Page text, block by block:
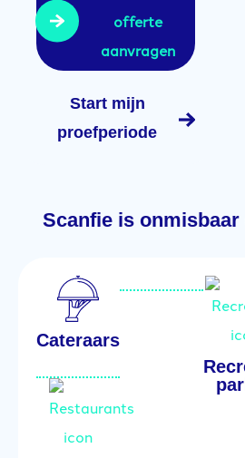
offerte
aanvragen
Start mijn
proefperiode
Scanfie is
Cateraars